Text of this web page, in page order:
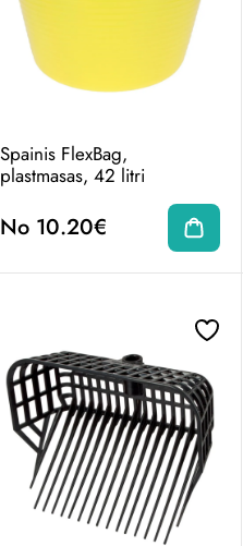
Spainis FlexBag,
plastmasas, 42 litri
No 10.20€